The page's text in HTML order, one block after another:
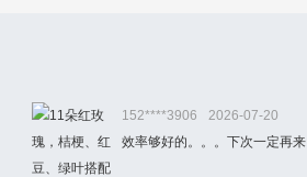
152****3906
2026-07-20
效率够好的。。。下次一定再来